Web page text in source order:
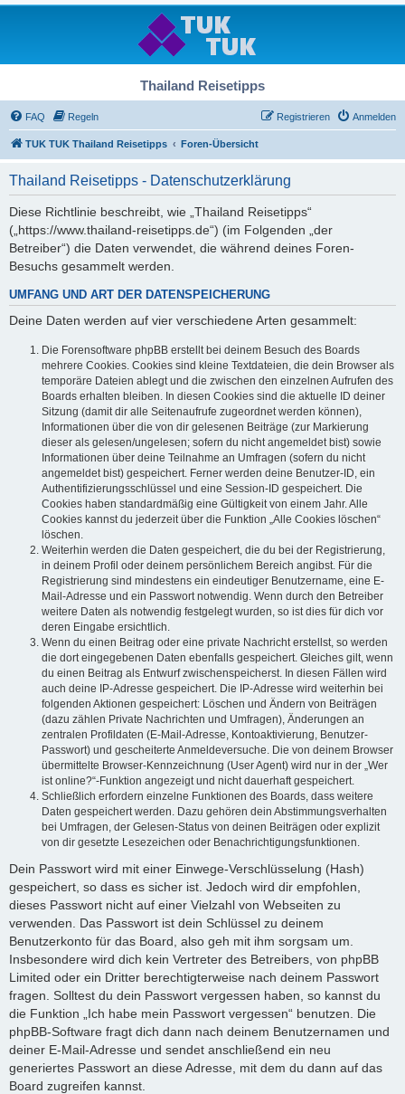
Thailand Reisetipps
FAQ Regeln Anmelden
Registrieren
TUK TUK Thailand Reisetipps Foren-Übersicht
Thailand Reisetipps - Datenschutzerklärung
Diese Richtlinie beschreibt, wie „Thailand Reisetipps“
(„https://www.thailand-reisetipps.de“) (im Folgenden „der
Betreiber“) die Daten verwendet, die während deines Foren-
Besuchs gesammelt werden.
UMFANG UND ART DER DATENSPEICHERUNG
Deine Daten werden auf vier verschiedene Arten gesammelt:
Die Forensoftware phpBB erstellt bei deinem Besuch des Boards
mehrere Cookies. Cookies sind kleine Textdateien, die dein Browser als
temporäre Dateien ablegt und die zwischen den einzelnen Aufrufen des
Boards erhalten bleiben. In diesen Cookies sind die aktuelle ID deiner
Sitzung (damit dir alle Seitenaufrufe zugeordnet werden können),
Informationen über die von dir gelesenen Beiträge (zur Markierung
dieser als gelesen/ungelesen; sofern du nicht angemeldet bist) sowie
Informationen über deine Teilnahme an Umfragen (sofern du nicht
angemeldet bist) gespeichert. Ferner werden deine Benutzer-ID, ein
Authentifizierungsschlüssel und eine Session-ID gespeichert. Die
Cookies haben standardmäßig eine Gültigkeit von einem Jahr. Alle
Cookies kannst du jederzeit über die Funktion „Alle Cookies löschen“
löschen.
Weiterhin werden die Daten gespeichert, die du bei der Registrierung,
in deinem Profil oder deinem persönlichem Bereich angibst. Für die
Registrierung sind mindestens ein eindeutiger Benutzername, eine E-
Mail-Adresse und ein Passwort notwendig. Wenn durch den Betreiber
weitere Daten als notwendig festgelegt wurden, so ist dies für dich vor
deren Eingabe ersichtlich.
Wenn du einen Beitrag oder eine private Nachricht erstellst, so werden
die dort eingegebenen Daten ebenfalls gespeichert. Gleiches gilt, wenn
du einen Beitrag als Entwurf zwischenspeicherst. In diesen Fällen wird
auch deine IP-Adresse gespeichert. Die IP-Adresse wird weiterhin bei
folgenden Aktionen gespeichert: Löschen und Ändern von Beiträgen
(dazu zählen Private Nachrichten und Umfragen), Änderungen an
zentralen Profildaten (E-Mail-Adresse, Kontoaktivierung, Benutzer-
Passwort) und gescheiterte Anmeldeversuche. Die von deinem Browser
übermittelte Browser-Kennzeichnung (User Agent) wird nur in der „Wer
ist online?“-Funktion angezeigt und nicht dauerhaft gespeichert.
Schließlich erfordern einzelne Funktionen des Boards, dass weitere
Daten gespeichert werden. Dazu gehören dein Abstimmungsverhalten
bei Umfragen, der Gelesen-Status von deinen Beiträgen oder explizit
von dir gesetzte Lesezeichen oder Benachrichtigungsfunktionen.
Dein Passwort wird mit einer Einwege-Verschlüsselung (Hash)
gespeichert, so dass es sicher ist. Jedoch wird dir empfohlen,
dieses Passwort nicht auf einer Vielzahl von Webseiten zu
verwenden. Das Passwort ist dein Schlüssel zu deinem
Benutzerkonto für das Board, also geh mit ihm sorgsam um.
Insbesondere wird dich kein Vertreter des Betreibers, von phpBB
Limited oder ein Dritter berechtigterweise nach deinem Passwort
fragen. Solltest du dein Passwort vergessen haben, so kannst du
die Funktion „Ich habe mein Passwort vergessen“ benutzen. Die
phpBB-Software fragt dich dann nach deinem Benutzernamen und
deiner E-Mail-Adresse und sendet anschließend ein neu
generiertes Passwort an diese Adresse, mit dem du dann auf das
Board zugreifen kannst.